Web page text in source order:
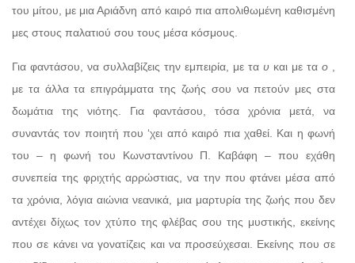
του μίτου, με μια Αριάδνη από καιρό πια απολιθωμένη καθισμένη
μες στους παλατιού σου τους μέσα κόσμους.
Για φαντάσου, να συλλαβίζεις την εμπειρία, με τα υ και με τα ο
με τα άλλα τα επιγράμματα της ζωής σου να πετούν μες στα
δωμάτια της νιότης. Για φαντάσου, τόσα χρόνια μετά, να
συναντάς τον ποιητή που ‘χει από καιρό πια χαθεί. Και η φωνή
του – η φωνή του Κωνσταντίνου Π. Καβάφη – που εχάθη
συνεπεία της φριχτής αρρώστιας, να την που φτάνει μέσα από
τα χρόνια, λόγια αιώνια νεανικά, μια μαρτυρία της ζωής που δεν
αντέχει δίχως τον χτύπο της φλέβας σου της μυστικής, εκείνης
που σε κάνει να γονατίζεις και να προσεύχεσαι. Εκείνης που σε